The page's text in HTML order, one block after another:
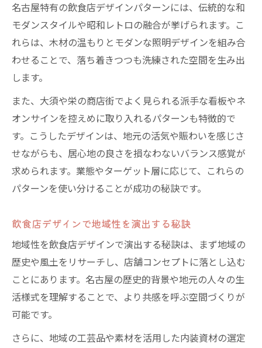
名古屋特有の飲食店デザインパターンには、伝統的な和
モダンスタイルや昭和レトロの融合が挙げられます。こ
れらは、木材の温もりとモダンな照明デザインを組み合
わせることで、落ち着きつつも洗練された空間を生み出
します。
また、大須や栄の商店街でよく見られる派手な看板やネ
オンサインを控えめに取り入れるパターンも特徴的で
す。こうしたデザインは、地元の活気や賑わいを感じさ
せながらも、居心地の良さを損なわないバランス感覚が
求められます。業態やターゲット層に応じて、これらの
パターンを使い分けることが成功の秘訣です。
飲食店デザインで地域性を演出する秘訣
地域性を飲食店デザインで演出する秘訣は、まず地域の
歴史や風土をリサーチし、店舗コンセプトに落とし込む
ことにあります。名古屋の歴史的背景や地元の人々の生
活様式を理解することで、より共感を呼ぶ空間づくりが
可能です。
さらに、地域の工芸品や素材を活用した内装資材の選定